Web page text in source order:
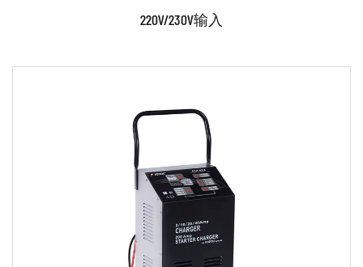
●采用先进的微电脑控制技术。 ●单相、便携式、
12/24V铅酸电池充电。 ●充电/发动机启动/发电机检查
功能。 ●反极性保护/指示灯。 ●过热保护。 ●所有铅胶
和铅酸电池的短路保护。 配件齐全： ...
阅读更多
220V/230V输入